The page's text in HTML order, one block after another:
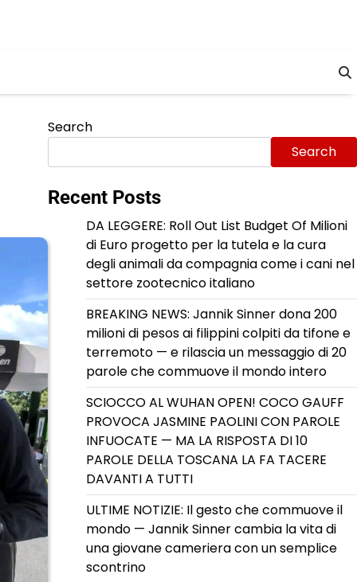
Search
Search
Recent Posts
DA LEGGERE: Roll Out List Budget Of Milioni
di Euro progetto per la tutela e la cura
degli animali da compagnia come i cani nel
settore zootecnico italiano
BREAKING NEWS: Jannik Sinner dona 200
milioni di pesos ai filippini colpiti da tifone e
terremoto — e rilascia un messaggio di 20
parole che commuove il mondo intero
SCIOCCO AL WUHAN OPEN! COCO GAUFF
PROVOCA JASMINE PAOLINI CON PAROLE
INFUOCATE — MA LA RISPOSTA DI 10
PAROLE DELLA TOSCANA LA FA TACERE
DAVANTI A TUTTI
ULTIME NOTIZIE: Il gesto che commuove il
mondo — Jannik Sinner cambia la vita di
una giovane cameriera con un semplice
scontrino